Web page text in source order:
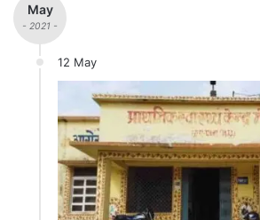
May
- 2021 -
12 May